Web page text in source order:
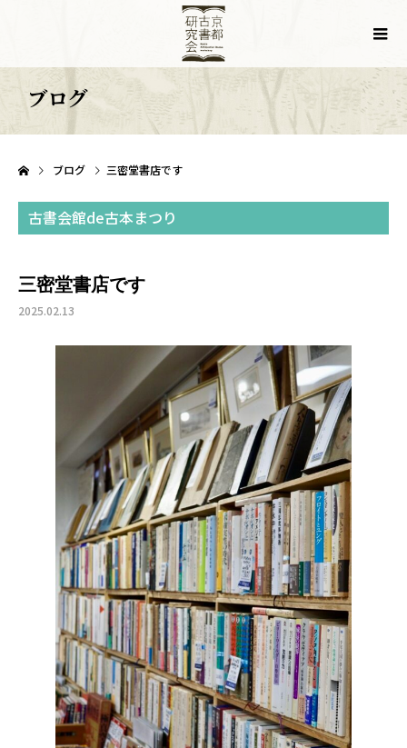
ブログ
ブログ 三密堂書店です
古書会館de古本まつり
三密堂書店です
2025.02.13